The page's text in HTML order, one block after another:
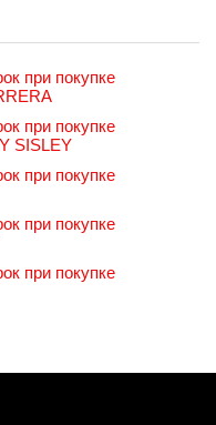
при покупке
при покупке
SISLEY
при покупке
при покупке
при покупке